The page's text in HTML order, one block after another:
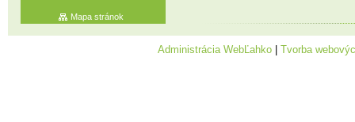
Mapa stránok
Administrácia WebĽahko| Tvorba